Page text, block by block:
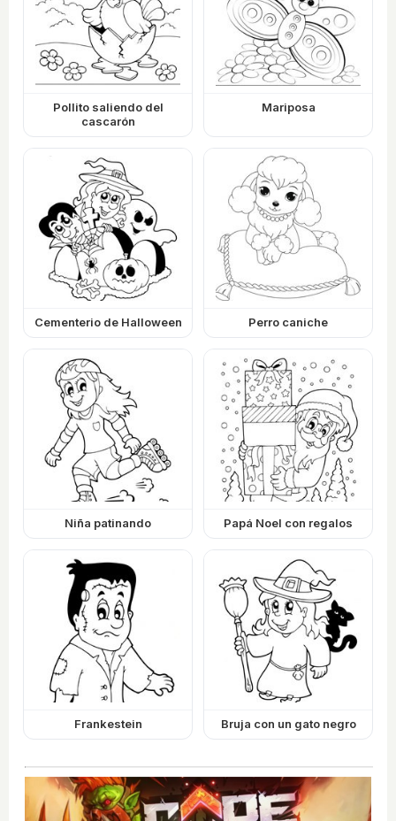
Pollito saliendo del
cascarón
Mariposa
Cementerio de Halloween Perro caniche
Niña patinando Papá Noel con regalos
Frankestein Bruja con un gato negro